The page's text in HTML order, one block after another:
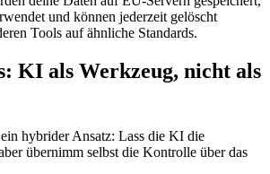
und können jederzeit gelöscht
Tools auf ähnliche Standards.
KI als Werkzeug, nicht als
hybrider Ansatz: Lass die KI die
übernimm selbst die Kontrolle über das